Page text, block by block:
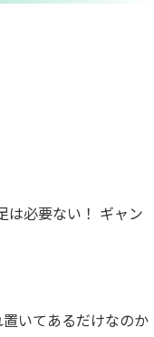
は必要ない！ ギャン
いてあるだけなのか